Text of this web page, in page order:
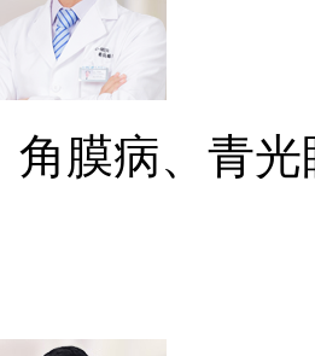
角膜病、青